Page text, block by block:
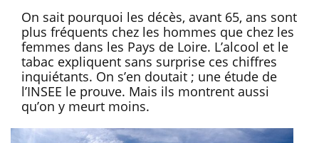
On sait pourquoi les décès, avant 65, ans sont
plus fréquents chez les hommes que chez les
femmes dans les Pays de Loire. L’alcool et le
tabac expliquent sans surprise ces chiffres
inquiétants. On s’en doutait ; une étude de
l’INSEE le prouve. Mais ils montrent aussi
qu’on y meurt moins.